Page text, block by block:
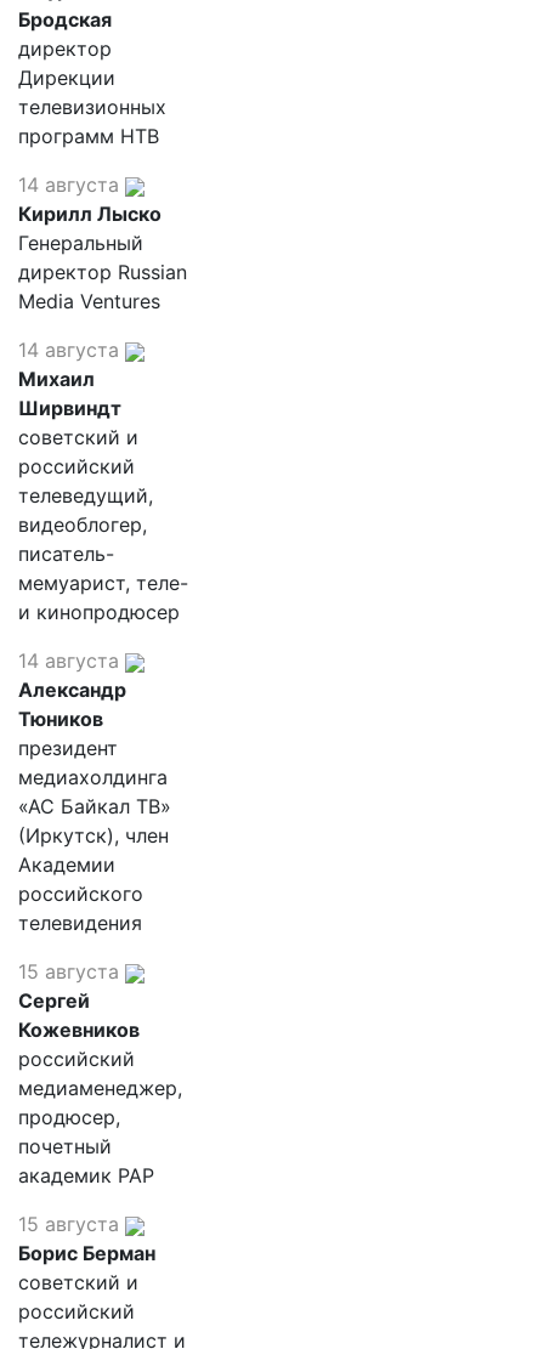
Бродская
директор
Дирекции
телевизионных
программ НТВ
14 августа
Кирилл Лыско
Генеральный
директор Russian
Media Ventures
14 августа
Михаил
Ширвиндт
советский и
российский
телеведущий,
видеоблогер,
писатель-
мемуарист, теле-
и кинопродюсер
14 августа
Александр
Тюников
президент
медиахолдинга
«АС Байкал ТВ»
(Иркутск), член
Академии
российского
телевидения
15 августа
Сергей
Кожевников
российский
медиаменеджер,
продюсер,
почетный
академик РАР
15 августа
Борис Берман
советский и
российский
тележурналист и